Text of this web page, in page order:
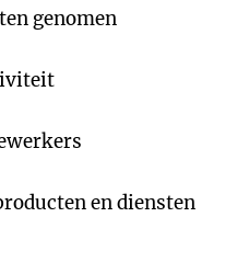
genomen
en diensten